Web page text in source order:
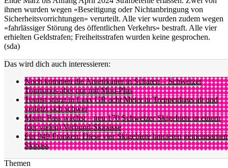
ihnen wurden wegen «Beseitigung oder Nichtanbringung von
Sicherheitsvorrichtungen» verurteilt. Alle vier wurden zudem wegen
«fahrlässiger Störung des öffentlichen Verkehrs» bestraft. Alle vier
erhielten Geldstrafen; Freiheitsstrafen wurden keine gesprochen.
(sda)
Das wird dich auch interessieren:
Noch kommen die Amerikaner in Scharen – Schweizer
Tourismus aber nur mit Mini-Plus
Tourist stürzt in Laax GR acht Meter in Treppenhaus ab und
verletzt sich schwer
Magic Pass wächst – neu 170 Schweizer Skigebiete in einem
(der vielen) Verbund-Skipässe
Für 949 Franken: Diese vier Skigebiete lancieren gemeinsamen
Skipass
Themen